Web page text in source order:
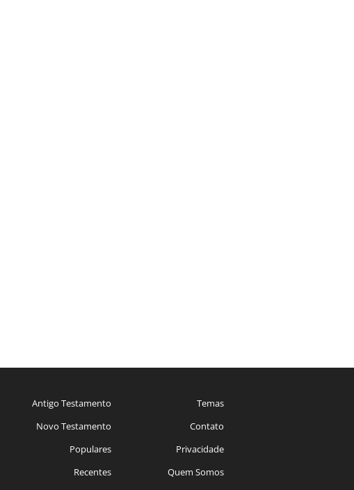
Antigo Testamento
Novo Testamento
Populares
Recentes
Temas
Contato
Privacidade
Quem Somos